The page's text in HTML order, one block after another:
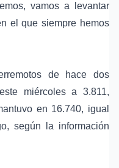
vamos a levantar
el que siempre hemos
de hace dos
miércoles a 3.811,
en 16.740, igual
según la información